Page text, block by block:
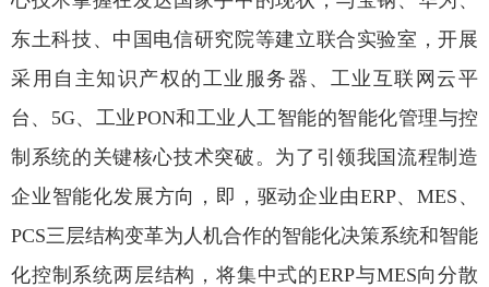
东土科技、中国电信研究院等建立联合实验室，开展
采用自主知识产权的工业服务器、工业互联网云平
台、5G、工业PON和工业人工智能的智能化管理与控
制系统的关键核心技术突破。为了引领我国流程制造
企业智能化发展方向，即，驱动企业由ERP、MES、
PCS三层结构变革为人机合作的智能化决策系统和智能
化控制系统两层结构，将集中式的ERP与MES向分散